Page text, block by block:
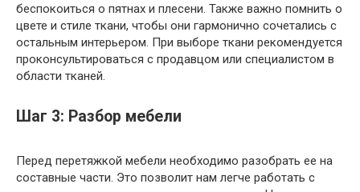
беспокоиться о пятнах и плесени. Также важно помнить о
цвете и стиле ткани, чтобы они гармонично сочетались с
остальным интерьером. При выборе ткани рекомендуется
проконсультироваться с продавцом или специалистом в
области тканей.
Шаг 3: Разбор мебели
Перед перетяжкой мебели необходимо разобрать ее на
составные части. Это позволит нам легче работать с